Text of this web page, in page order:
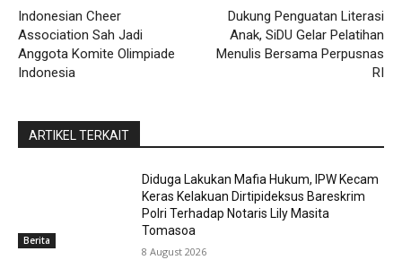
Indonesian Cheer
Association Sah Jadi
Anggota Komite Olimpiade
Indonesia
Dukung Penguatan Literasi
Anak, SiDU Gelar Pelatihan
Menulis Bersama Perpusnas
RI
ARTIKEL TERKAIT
Berita
Diduga Lakukan Mafia Hukum, IPW Kecam
Keras Kelakuan Dirtipideksus Bareskrim
Polri Terhadap Notaris Lily Masita
Tomasoa
8 August 2026